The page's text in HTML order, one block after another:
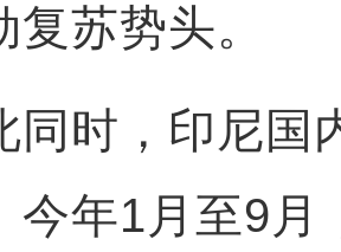
苏势头。
时，印尼国
今年1月至9月